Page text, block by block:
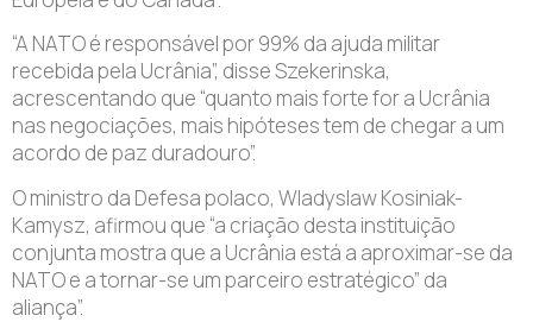
“A NATO é responsável por 99% da ajuda militar
recebida pela Ucrânia”, disse Szekerinska,
acrescentando que “quanto mais forte for a Ucrânia
nas negociações, mais hipóteses tem de chegar a um
acordo de paz duradouro”.
O ministro da Defesa polaco, Wladyslaw Kosiniak-
Kamysz, afirmou que “a criação desta instituição
conjunta mostra que a Ucrânia está a aproximar-se da
NATO e a tornar-se um parceiro estratégico” da
aliança”.